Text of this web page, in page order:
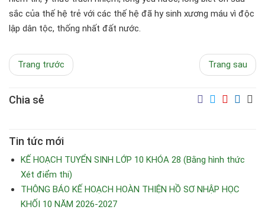
sắc của thế hệ trẻ với các thế hệ đã hy sinh xương máu vì độc
lập dân tộc, thống nhất đất nước.
Trang trước Trang sau
Chia sẻ
Tin tức mới
KẾ HOẠCH TUYỂN SINH LỚP 10 KHÓA 28 (Bằng hình thức
Xét điểm thi)
THÔNG BÁO KẾ HOẠCH HOÀN THIỆN HỒ SƠ NHẬP HỌC
KHỐI 10 NĂM 2026-2027